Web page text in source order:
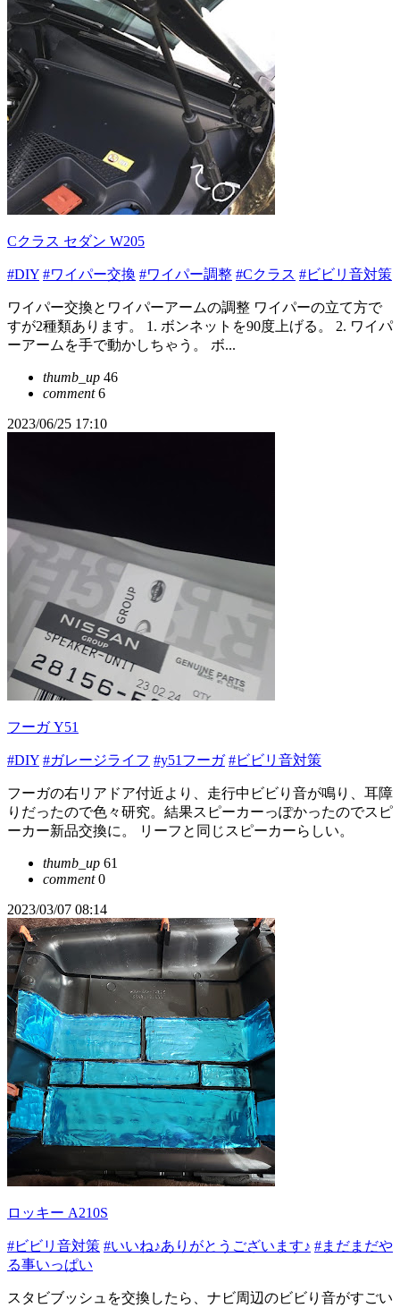
Cクラス セダン W205
#DIY #ワイパー交換 #ワイパー調整 #Cクラス #ビビリ音対策
ワイパー交換とワイパーアームの調整 ワイパーの立て方で
すが2種類あります。 1. ボンネットを90度上げる。 2. ワイパ
ーアームを手で動かしちゃう。 ボ...
thumb_up 46
comment6
2023/06/25 17:10
フーガ Y51
#DIY #ガレージライフ #y51フーガ #ビビリ音対策
フーガの右リアドア付近より、走行中ビビり音が鳴り、耳障
りだったので色々研究。結果スピーカーっぽかったのでスピ
ーカー新品交換に。 リーフと同じスピーカーらしい。
thumb_up 61
comment0
2023/03/07 08:14
ロッキー A210S
#ビビリ音対策 #いいね♪ありがとうございます♪ #まだまだや
る事いっぱい
スタビブッシュを交換したら、ナビ周辺のビビり音がすごい